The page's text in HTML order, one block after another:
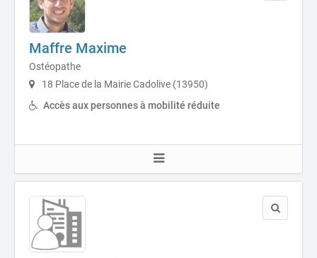
Maffre Maxime
Ostéopathe
18 Place de la Mairie Cadolive (13950)
Accès aux personnes à mobilité réduite